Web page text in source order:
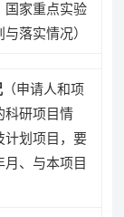
国家重点实验
落实情况）
（申请人和项
科研项目情
计划项目，要
、与本项目